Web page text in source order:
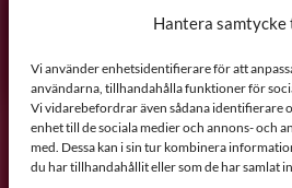
Hantera samtycke
Vi använder enhetsidentifierare för att
användarna, tillhandahålla funktioner för
Vi vidarebefordrar även sådana identifierare
enhet till de sociala medier och annons- och
med. Dessa kan i sin tur kombinera
du har tillhandahållit eller som de har samlat
Om webbplatsen Sitemap GDPR